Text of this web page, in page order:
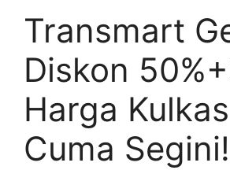
Transmart
Diskon
Harga Kulkas
Cuma Segini!